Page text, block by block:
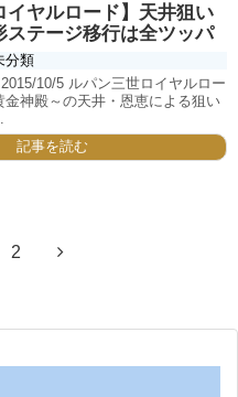
イヤルロード】天井狙い
ステージ移行は全ツッパ
分類
10/5 ルパン三世ロイヤルロー
金神殿～の天井・恩恵による狙い
記事を読む
2